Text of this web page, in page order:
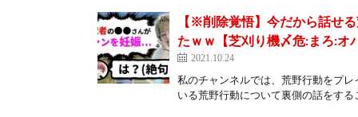
【※削除覚悟】今だから話せ
たｗｗ【芝刈り機〆危:まろ:オ
2021.10.24
私のチャンネルでは、荒野行動をプ
いる荒野行動について裏側の話をす